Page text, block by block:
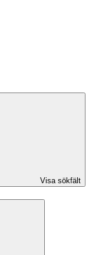
Visa sökfält